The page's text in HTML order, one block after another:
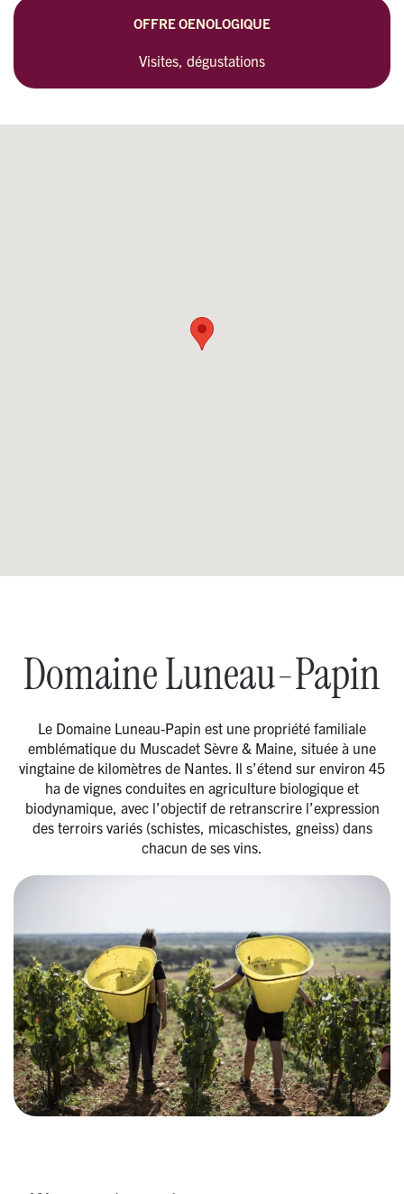
OFFRE OENOLOGIQUE
Visites, dégustations
Domaine Luneau-Papin
Le Domaine Luneau-Papin est une propriété familiale
emblématique du Muscadet Sèvre & Maine, située à une
vingtaine de kilomètres de Nantes. Il s’étend sur environ 45
ha de vignes conduites en agriculture biologique et
biodynamique, avec l’objectif de retranscrire l’expression
des terroirs variés (schistes, micaschistes, gneiss) dans
chacun de ses vins.